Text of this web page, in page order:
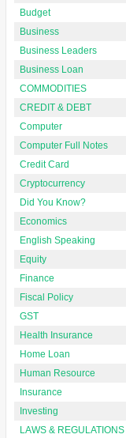
Budget
Business
Business Leaders
Business Loan
COMMODITIES
CREDIT & DEBT
Computer
Computer Full Notes
Credit Card
Cryptocurrency
Did You Know?
Economics
English Speaking
Equity
Finance
Fiscal Policy
GST
Health Insurance
Home Loan
Human Resource
Insurance
Investing
LAWS & REGULATIONS